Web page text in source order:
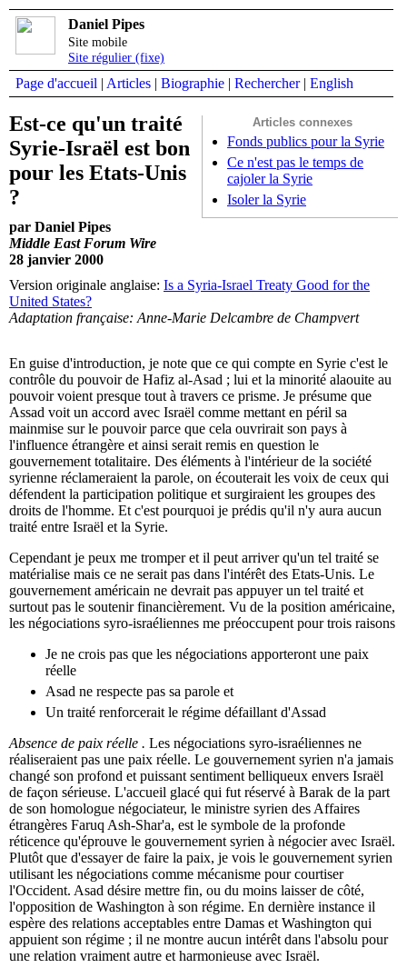
Daniel Pipes
Site mobile
Site régulier (fixe)
Page d'accueil | Articles | Biographie | Rechercher| English
Articles connexes
Fonds publics pour la Syrie
Ce n'est pas le temps de
cajoler la Syrie
Isoler la Syrie
Est-ce qu'un traité
Syrie-Israël est bon
pour les Etats-Unis
?
par Daniel Pipes
Middle East Forum Wire
28 janvier 2000
Version originale anglaise: Is a Syria-Israel Treaty Good for the
United States?
Adaptation française: Anne-Marie Delcambre de Champvert
En guise d'introduction, je note que ce qui compte en Syrie c'est le
contrôle du pouvoir de Hafiz al-Asad ; lui et la minorité alaouite au
pouvoir voient presque tout à travers ce prisme. Je présume que
Assad voit un accord avec Israël comme mettant en péril sa
mainmise sur le pouvoir parce que cela ouvrirait son pays à
l'influence étrangère et ainsi serait remis en question le
gouvernement totalitaire. Des éléments à l'intérieur de la société
syrienne réclameraient la parole, on écouterait les voix de ceux qui
défendent la participation politique et surgiraient les groupes des
droits de l'homme. Et c'est pourquoi je prédis qu'il n'y aura aucun
traité entre Israël et la Syrie.
Cependant je peux me tromper et il peut arriver qu'un tel traité se
matérialise mais ce ne serait pas dans l'intérêt des Etats-Unis. Le
gouvernement américain ne devrait pas appuyer un tel traité et
surtout pas le soutenir financièrement. Vu de la position américaine,
les négociations syro-israéliennes me préoccupent pour trois raisons
Je ne crois pas que les négociations apporteront une paix
réelle
Asad ne respecte pas sa parole et
Un traité renforcerait le régime défaillant d'Assad
Absence de paix réelle . Les négociations syro-israéliennes ne
réaliseraient pas une paix réelle. Le gouvernement syrien n'a jamais
changé son profond et puissant sentiment belliqueux envers Israël
de façon sérieuse. L'accueil glacé qui fut réservé à Barak de la part
de son homologue négociateur, le ministre syrien des Affaires
étrangères Faruq Ash-Shar'a, est le symbole de la profonde
réticence qu'éprouve le gouvernement syrien à négocier avec Israël.
Plutôt que d'essayer de faire la paix, je vois le gouvernement syrien
utilisant les négociations comme mécanisme pour courtiser
l'Occident. Asad désire mettre fin, ou du moins laisser de côté,
l'opposition de Washington à son régime. En dernière instance il
espère des relations acceptables entre Damas et Washington qui
appuient son régime ; il ne montre aucun intérêt dans l'absolu pour
une relation vraiment autre et harmonieuse avec Israël.